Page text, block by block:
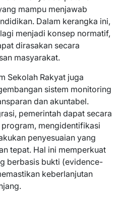
mampu menjawab
Dalam kerangka ini,
menjadi konsep normatif,
dirasakan secara
masyarakat.
Sekolah Rakyat juga
sistem monitoring
dan akuntabel.
pemerintah dapat secara
mengidentifikasi
penyesuaian yang
tepat. Hal ini memperkuat
berbasis bukti (evidence-
keberlanjutan